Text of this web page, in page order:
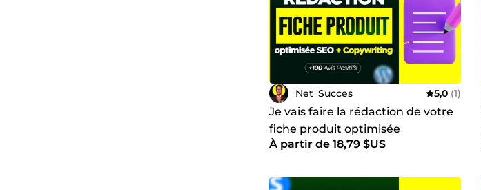
Net_Succes 5,0 (1)
Je vais faire la rédaction de votre
fiche produit optimisée
À partir de 18,79 $US